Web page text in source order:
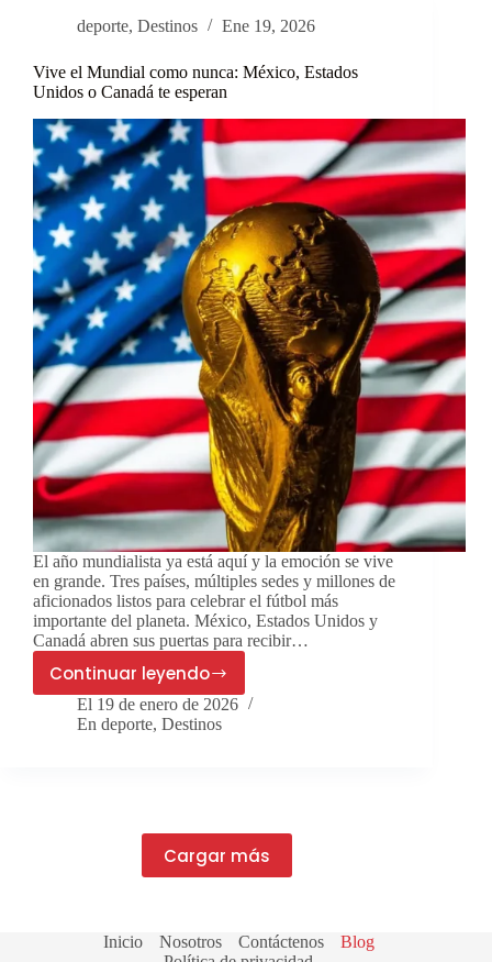
visa:
descubrí
Disney
París
en
2026
deporte, Destinos Ene 19, 2026
Vive el Mundial como nunca: México, Estados
Unidos o Canadá te esperan
El año mundialista ya está aquí y la emoción se vive
en grande. Tres países, múltiples sedes y millones de
aficionados listos para celebrar el fútbol más
importante del planeta. México, Estados Unidos y
Canadá abren sus puertas para recibir…
Continuar leyendo
Vive
el
Mundial
Estados
Unidos
te
El 19 de enero de 2026
En deporte,Destinos
Cargar más
Inicio Nosotros Contáctenos
Blog